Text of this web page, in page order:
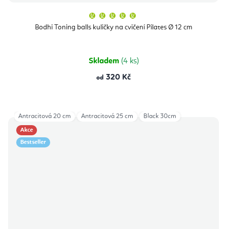
Bodhi Toning balls kuličky na cvičení Pilates Ø 12 cm
produktu
je
hvězdiček.
Skladem (4 ks)
od 320 Kč
Akce
Bestseller
Antracitová 20 cm Antracitová 25 cm Black 30cm